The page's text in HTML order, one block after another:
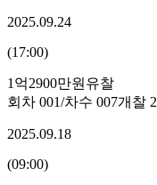
2025.09.24
(17:00)
1억2900만원 유찰
회차 001/차수 007개찰
2025.09.18
(09:00)